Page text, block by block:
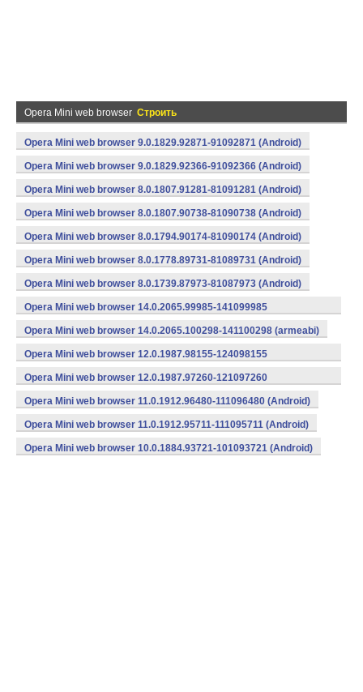
Opera Mini web browser Строить
Opera Mini web browser 9.0.1829.92871-91092871 (Android)
Opera Mini web browser 9.0.1829.92366-91092366 (Android)
Opera Mini web browser 8.0.1807.91281-81091281 (Android)
Opera Mini web browser 8.0.1807.90738-81090738 (Android)
Opera Mini web browser 8.0.1794.90174-81090174 (Android)
Opera Mini web browser 8.0.1778.89731-81089731 (Android)
Opera Mini web browser 8.0.1739.87973-81087973 (Android)
Opera Mini web browser 14.0.2065.99985-141099985
(armeabi) (Android)
Opera Mini web browser 14.0.2065.100298-141100298 (armeabi)
Opera Mini web browser 12.0.1987.98155-124098155
(armeabi) (Android)
Opera Mini web browser 12.0.1987.97260-121097260
(armeabi) (Android)
Opera Mini web browser 11.0.1912.96480-111096480 (Android)
Opera Mini web browser 11.0.1912.95711-111095711 (Android)
Opera Mini web browser 10.0.1884.93721-101093721 (Android)